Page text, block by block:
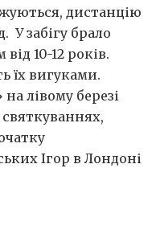
дистанцію
У забігу брало
10-12 років.
їх вигуками.
лівому березі
Ігор в Лондоні